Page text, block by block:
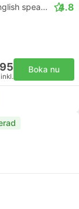
Daytrip private transfer with English speaking driver 4.8
Boka nu